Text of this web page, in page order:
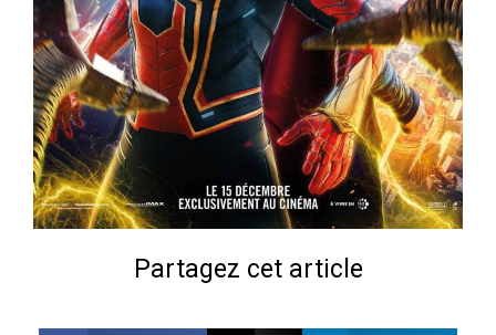
Partagez cet article